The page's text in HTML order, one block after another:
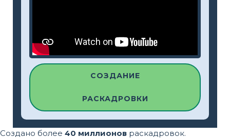
СОЗДАНИЕ
РАСКАДРОВКИ
Создано более 40 миллионов раскадровок.